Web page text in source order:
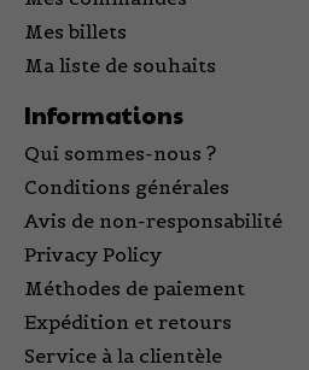
Mes billets
Ma liste de souhaits
Informations
Qui sommes-nous ?
Conditions générales
Avis de non-responsabilité
Privacy Policy
Méthodes de paiement
Expédition et retours
Service à la clientèle